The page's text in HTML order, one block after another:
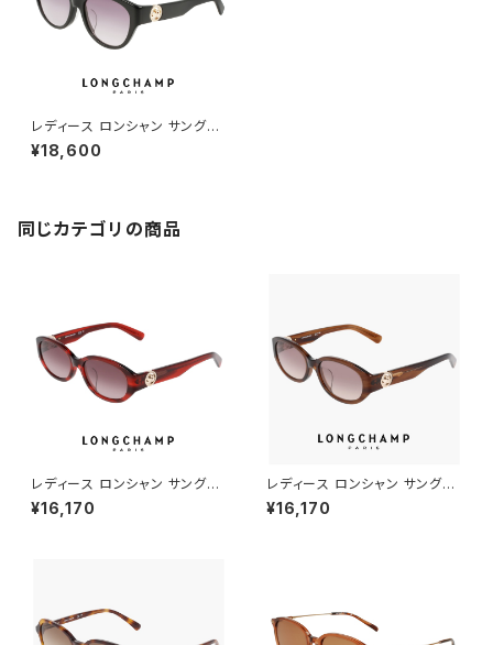
レディース ロンシャン サングラ
ス lo747slbj-001 longcham
p 女性用 UVカット UV400 紫
¥18,600
同じカテゴリの商品
レディース ロンシャン サングラ
ス lo797slbj-614 53mm lon
gchamp 女性用 UVカット UV
¥16,170
レディース ロンシャン サングラ
ス lo797slbj n 238 53mm l
ongchamp 女性用 UVカット
¥16,170